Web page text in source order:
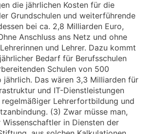
die jährlichen Kosten für die
Grundschulen und weiterführende
bei ca. 2,8 Milliarden Euro,
Anschluss ans Netz und ohne
und Lehrer. Dazu kommt
Bedarf für Berufsschulen
Schulen von 500
jährlich. Das wären 3,3 Milliarden für
und IT-Dienstleistungen
regelmäßiger Lehrerfortbildung und
(3) Zwar müsse man,
Wissenschaftler in Diensten der